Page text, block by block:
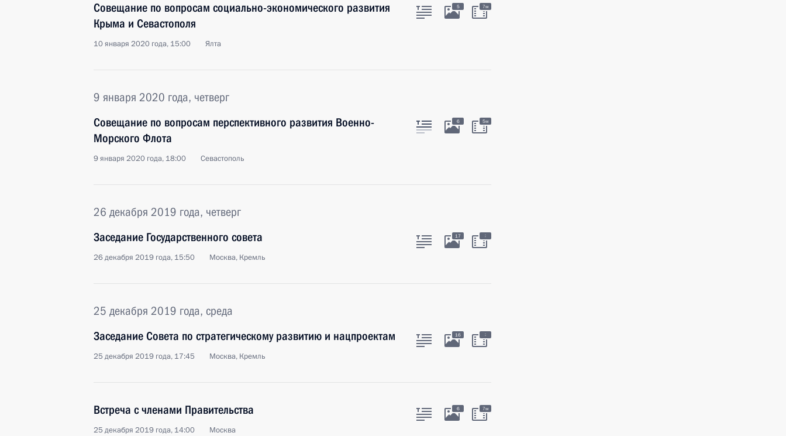
Совещание по вопросам социально-экономического развития
Крыма и Севастополя
10 января 2020 года, 15:00 Ялта
5 7м
9 января 2020 года, четверг
Совещание по вопросам перспективного развития Военно-
Морского Флота
9 января 2020 года, 18:00 Севастополь
6 5м
26 декабря 2019 года, четверг
Заседание Государственного совета
26 декабря 2019 года, 15:50 Москва, Кремль
17 :
25 декабря 2019 года, среда
Заседание Совета по стратегическому развитию и нацпроектам
25 декабря 2019 года, 17:45 Москва, Кремль
16 :
Встреча с членами Правительства
25 декабря 2019 года, 14:00 Москва
6 7м